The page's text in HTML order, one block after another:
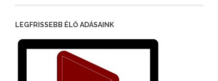
LEGFRISSEBB ÉLŐ ADÁSAINK